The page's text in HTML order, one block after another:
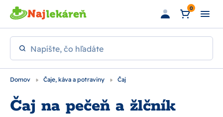
Preskočiť na hlavný obsah 0
Napíšte, čo hľadáte
Domov Čaje, káva a potraviny Čaj
Čaj na pečeň a žlčník